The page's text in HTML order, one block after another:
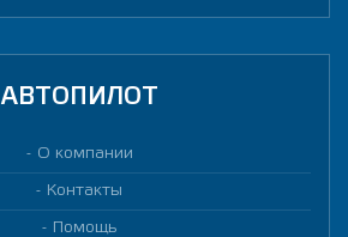
АВТОПИЛОТ
О компании
Контакты
Помощь